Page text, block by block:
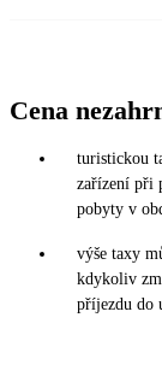
Cena
turistickou
zařízení při
pobyty v
výše taxy
kdykoliv
příjezdu do